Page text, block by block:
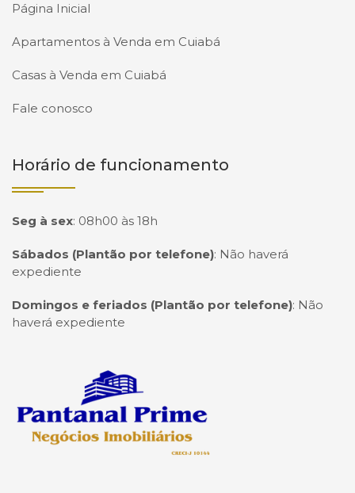
Página Inicial
Apartamentos à Venda em Cuiabá
Casas à Venda em Cuiabá
Fale conosco
Horário de funcionamento
Seg à sex: 08h00 às 18h
Sábados (Plantão por telefone): Não haverá
expediente
Domingos e feriados (Plantão por telefone): Não
haverá expediente
Página inicial